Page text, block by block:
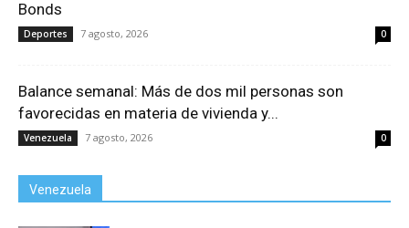
Bonds
Deportes 7 agosto, 2026 0
Balance semanal: Más de dos mil personas son
favorecidas en materia de vivienda y...
Venezuela 7 agosto, 2026 0
Venezuela